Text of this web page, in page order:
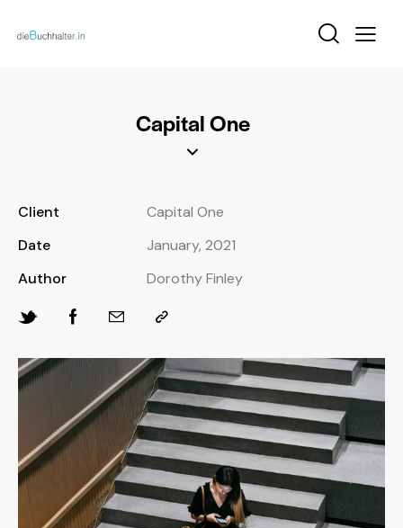
Capital One
Client
Capital One
Date
January, 2021
Author
Dorothy Finley